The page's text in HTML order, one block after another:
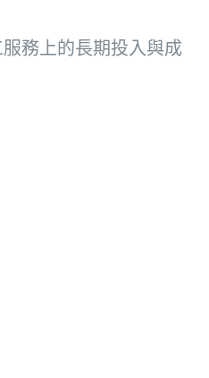
務上的長期投入與成